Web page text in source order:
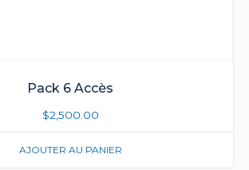
Pack 6 Accès
$2,500.00
AJOUTER AU PANIER